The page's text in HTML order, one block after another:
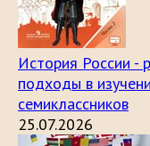
История России -
подходы в
семиклассников
25.07.2026